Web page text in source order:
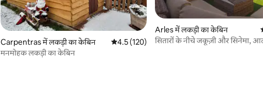
Carpentras में लकड़ी का केबिन औसत रेटिंग 5 में से 4.5, 120 समीक्षाएँ
4.5 (120)
मनमोहक लकड़ी का केबिन
Arles में लकड़ी का केबिन
सितारों के नीचे जकूज़ी और सिनेमा,